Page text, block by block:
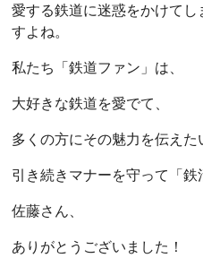
愛する鉄道に迷惑をかけて
すよね。
私たち「鉄道ファン」は、
大好きな鉄道を愛でて、
多くの方にその魅力を伝えた
引き続きマナーを守って「鉄
佐藤さん、
ありがとうございました！